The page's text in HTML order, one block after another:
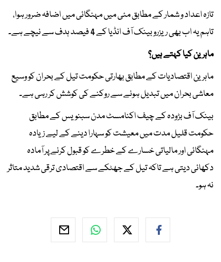
تازہ اعداد و شمار کے مطابق مئی میں مہنگائی میں اضافہ ضرور ہوا،
تاہم یہ اب بھی ریزرو بینک آف انڈیا کے 4 فیصد ہدف سے نیچے ہے۔
ماہرین کیا کہتے ہیں؟
ماہرین اقتصادیات کے مطابق بھارتی حکومت تیل کے بحران کو وسیع
معاشی بحران میں تبدیل ہونے سے روکنے کی کوشش کر رہی ہے۔
بینک آف بڑودہ کے چیف اکنامسٹ مدن سبنویس کے مطابق
حکومت قلیل مدت میں معیشت کو سہارا دینے کے لیے زیادہ
مہنگائی اور مالیاتی خسارے کے خطرے کو قبول کرنے پر آمادہ
دکھائی دیتی ہے تاکہ تیل کے جھٹکے سے اقتصادی ترقی شدید متاثر
نہ ہو۔